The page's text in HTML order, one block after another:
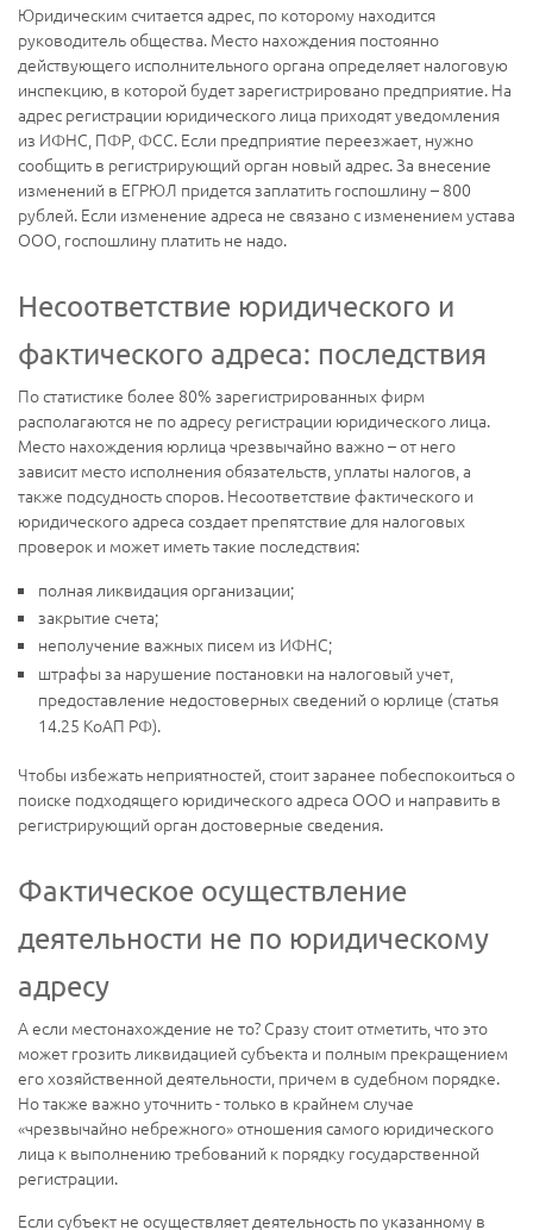
Юридическим считается адрес, по которому находится
руководитель общества. Место нахождения постоянно
действующего исполнительного органа определяет налоговую
инспекцию, в которой будет зарегистрировано предприятие. На
адрес регистрации юридического лица приходят уведомления
из ИФНС, ПФР, ФСС. Если предприятие переезжает, нужно
сообщить в регистрирующий орган новый адрес. За внесение
изменений в ЕГРЮЛ придется заплатить госпошлину – 800
рублей. Если изменение адреса не связано с изменением устава
ООО, госпошлину платить не надо.
Несоответствие юридического и
фактического адреса: последствия
По статистике более 80% зарегистрированных фирм
располагаются не по адресу регистрации юридического лица.
Место нахождения юрлица чрезвычайно важно – от него
зависит место исполнения обязательств, уплаты налогов, а
также подсудность споров. Несоответствие фактического и
юридического адреса создает препятствие для налоговых
проверок и может иметь такие последствия:
полная ликвидация организации;
закрытие счета;
неполучение важных писем из ИФНС;
штрафы за нарушение постановки на налоговый учет,
предоставление недостоверных сведений о юрлице (статья
14.25 КоАП РФ).
Чтобы избежать неприятностей, стоит заранее побеспокоиться о
поиске подходящего юридического адреса ООО и направить в
регистрирующий орган достоверные сведения.
Фактическое осуществление
деятельности не по юридическому
адресу
А если местонахождение не то? Сразу стоит отметить, что это
может грозить ликвидацией субъекта и полным прекращением
его хозяйственной деятельности, причем в судебном порядке.
Но также важно уточнить - только в крайнем случае
«чрезвычайно небрежного» отношения самого юридического
лица к выполнению требований к порядку государственной
регистрации.
Если субъект не осуществляет деятельность по указанному в